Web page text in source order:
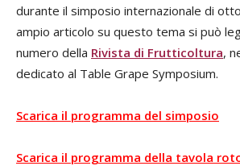
durante il simposio internazionale di
ampio articolo su questo tema si può
numero della Rivista di Frutticoltura,
dedicato al Table Grape Symposium.
Scarica il programma del simposio
Scarica il programma della tavola